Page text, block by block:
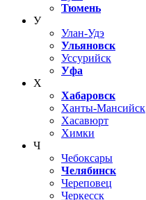
Тюмень
У
Улан-Удэ
Ульяновск
Уссурийск
Уфа
Х
Хабаровск
Ханты-Мансийск
Хасавюрт
Химки
Ч
Чебоксары
Челябинск
Череповец
Черкесск